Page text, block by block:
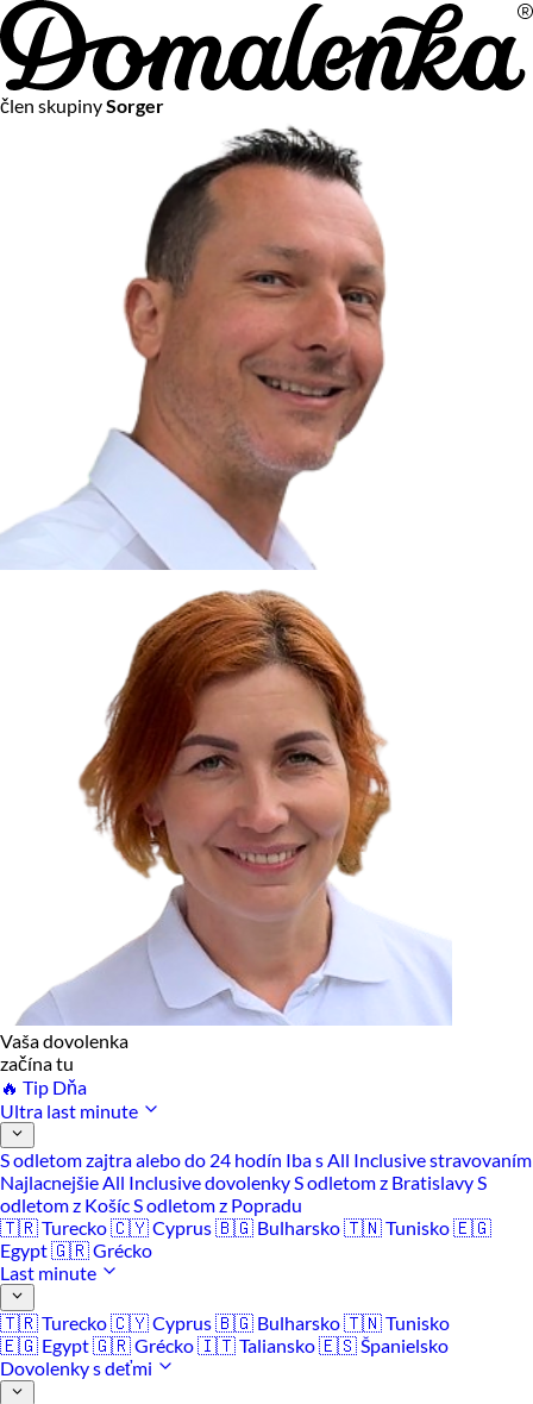
člen skupinySorger
Vaša dovolenka
začína tu
🔥 Tip Dňa
Ultra last minute
S odletom zajtra alebo do 24 hodín Iba s All Inclusive stravovaním
Najlacnejšie All Inclusive dovolenkyS odletom z BratislavyS
odletom z KošícS odletom z Popradu
🇹🇷 Turecko🇨🇾 Cyprus🇧🇬 Bulharsko🇹🇳 Tunisko🇪🇬
Egypt🇬🇷 Grécko
Last minute
🇹🇷 Turecko🇨🇾 Cyprus🇧🇬 Bulharsko🇹🇳 Tunisko
🇪🇬 Egypt🇬🇷 Grécko🇮🇹 Taliansko🇪🇸 Španielsko
Dovolenky s deťmi
Na vašom súkromí nám záleží
Chceme vám neustále poskytovať tie najlepšie služby.
Vzhľadom k platnej legislatíve od vás ale potrebujeme súhlas
s používaním súborov cookies.
Viac o personalizácii a meraní
Aby sme vedeli, čo sa deje na webových stránkach a aby sme
vám mohli prispôsobiť ponuky na mieru či reklamu,
používame cookies a taktiežslužby spoločnosti Google
Čo sú cookies?
Cookies sú malé textové súbory, ktoré môžu byť používané
webovými stránkami, aby zefektívnili používateľský zážitok.
Vďaka cookies vám môžeme ponúkať služby podľa toho, čo
naozaj hľadáte a chcete nájsť.
Kedykoľvek sa môžete slobodne rozhodnúť, ktoré typy
používania cookies chcete umožniť.
Zákon uvádza, že môžeme ukladať cookies na vašom
zariadení, pokiaľ sú nevyhnutne nutné pre prevádzku tejto
Cookies, ktoré používame
Technické a nevyhnutné cookies
Analytické a marketingové cookies
Reklamné úložisko
Reklamné používateľské dáta
Personalizácia reklám
Povoliť vybrané
Odmietnuť